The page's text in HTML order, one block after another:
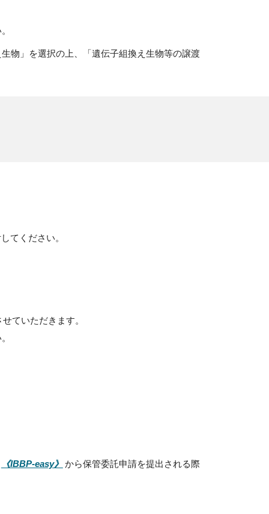
物」を選択の上、「遺伝子組換え生物等の譲渡
てください。
ていただきます。
《IBBP-easy》 から保管委託申請を提出される際